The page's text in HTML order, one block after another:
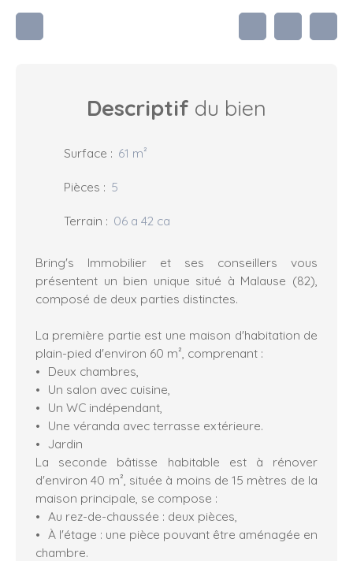
Descriptif du bien
Surface : 61 m²
Pièces : 5
Terrain : 06 a 42 ca
Bring's Immobilier et ses conseillers vous
présentent un bien unique situé à Malause (82),
composé de deux parties distinctes.
La première partie est une maison d'habitation de
plain-pied d'environ 60 m², comprenant :
Deux chambres,
Un salon avec cuisine,
Un WC indépendant,
Une véranda avec terrasse extérieure.
Jardin
La seconde bâtisse habitable est à rénover
d'environ 40 m², située à moins de 15 mètres de la
maison principale, se compose :
Au rez-de-chaussée : deux pièces,
À l'étage : une pièce pouvant être aménagée en
chambre.